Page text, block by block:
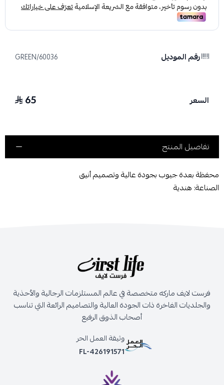
رقم الموديل 60036/GREEN
السعر 65
تفاصيل المنتج
محفظة بعدة جيوب بجودة عالية وتصميم أنيق
الصناعة: هندية
فرست لايف ماركه متخصصة في عالم المستلزمات الرجالية والأحذية
والجلديات الفاخرة ذات الجودة العالية والتصاميم الرائعة التي تناسب
أصحاب الذوق الرفيع
وثيقة العمل الحر
FL-426191571